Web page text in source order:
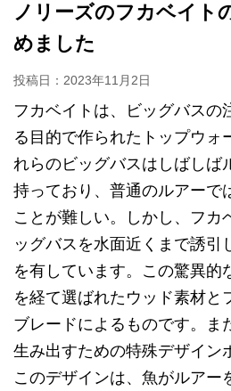
ノリーズのフカベイト
めました
投稿日： 2023年11月2日
フカベイトは、ビッグバスの
る目的で作られたトップウォ
れらのビッグバスはしばしば
持っており、普通のルアーで
ことが難しい。しかし、フカ
ッグバスを水面近くまで誘引
を有しています。この驚異的
を経て選ばれたウッド素材と
ブレードによるものです。ま
生み出すための特殊デザイン
このデザインは、魚がルアー